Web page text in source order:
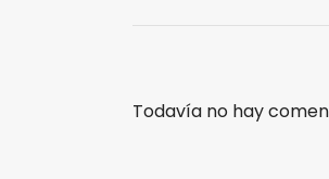
Todavía no hay